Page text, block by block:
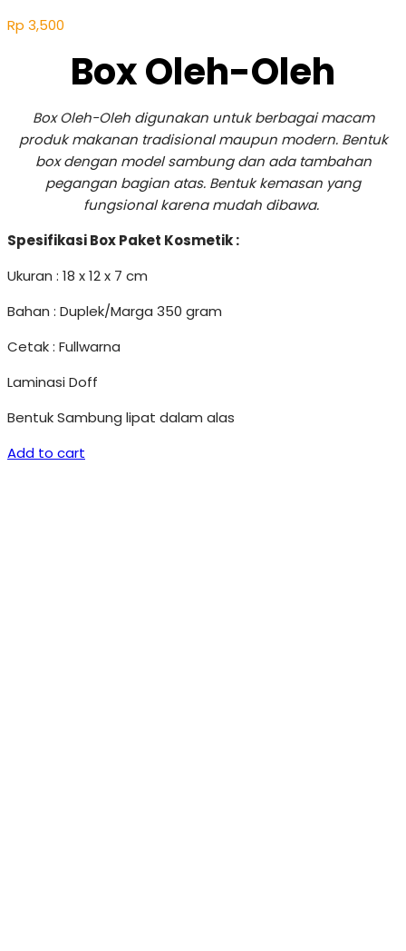
Rp 3,500
Box Oleh-Oleh
Box Oleh-Oleh digunakan untuk berbagai macam
produk makanan tradisional maupun modern. Bentuk
box dengan model sambung dan ada tambahan
pegangan bagian atas. Bentuk kemasan yang
fungsional karena mudah dibawa.
Spesifikasi Box Paket Kosmetik :
Ukuran : 18 x 12 x 7 cm
Bahan : Duplek/Marga 350 gram
Cetak : Fullwarna
Laminasi Doff
Bentuk Sambung lipat dalam alas
Add to cart